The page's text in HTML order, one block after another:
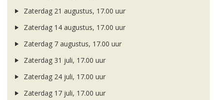
Zaterdag 21 augustus, 17.00 uur
Zaterdag 14 augustus, 17.00 uur
Zaterdag 7 augustus, 17.00 uur
Zaterdag 31 juli, 17.00 uur
Zaterdag 24 juli, 17.00 uur
Zaterdag 17 juli, 17.00 uur